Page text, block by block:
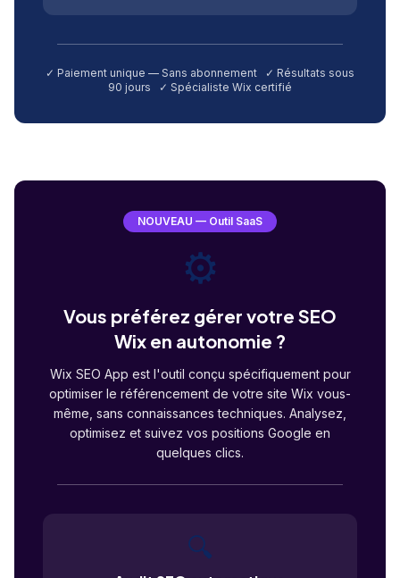
✓ Paiement unique — Sans abonnement ✓ Résultats sous
90 jours ✓ Spécialiste Wix certifié
NOUVEAU — Outil SaaS
⚙️
Vous préférez gérer votre SEO
Wix en autonomie ?
Wix SEO App est l'outil conçu spécifiquement pour
optimiser le référencement de votre site Wix vous-
même, sans connaissances techniques. Analysez,
optimisez et suivez vos positions Google en
quelques clics.
🔍